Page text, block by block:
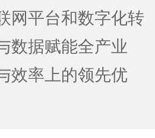
网平台和数字化转
数据赋能全产业
效率上的领先优